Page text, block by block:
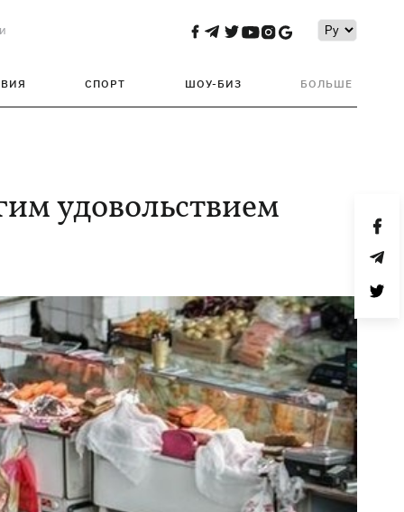
СПОРТ ШОУ-БИЗ БОЛЬШЕ
удовольствием